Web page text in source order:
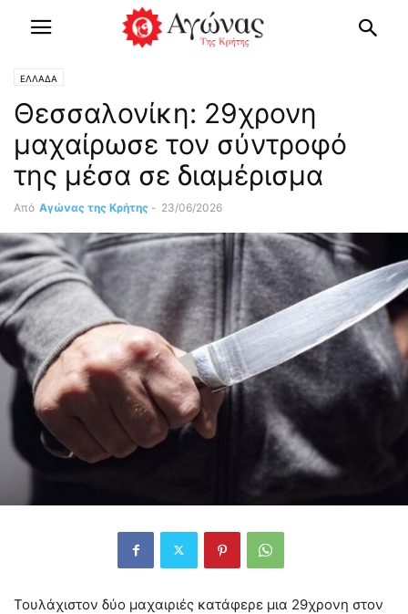
ΕΛΛΑΔΑ
Θεσσαλονίκη: 29χρονη
μαχαίρωσε τον σύντροφό
της μέσα σε διαμέρισμα
Από Αγώνας της Κρήτης - 23/06/2026
Τουλάχιστον δύο μαχαιριές κατάφερε μια 29χρονη στον